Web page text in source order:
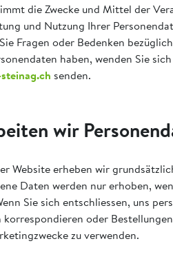
die Zwecke und Mittel der
und Nutzung Ihrer
Fragen oder Bedenken
haben, wenden Sie
senden.
wir
Website erheben wir
Daten werden nur erhoben,
Sie sich entschliessen, uns
oder
zu verwenden.